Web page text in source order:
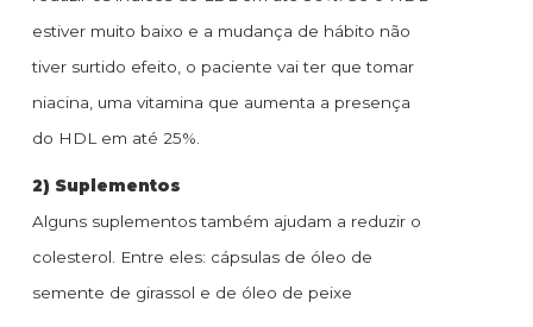
estiver muito baixo e a mudança de hábito não
tiver surtido efeito, o paciente vai ter que tomar
niacina, uma vitamina que aumenta a presença
do HDL em até 25%.
2) Suplementos
Alguns suplementos também ajudam a reduzir o
colesterol. Entre eles: cápsulas de óleo de
semente de girassol e de óleo de peixe